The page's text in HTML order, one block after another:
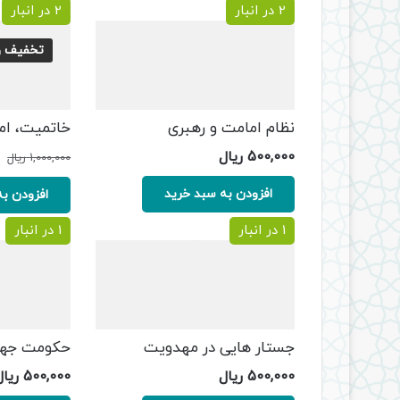
2 در انبار
نظام امامت و رهبری
500,000 ریال
افزودن به سبد خرید
تخفیف
2 در انبار
خاتمیت،
1,000,000 ریال
افزودن
1 در انبار
جستار هایی در مهدویت
500,000 ریال
1 در انبار
حکومت
500,000